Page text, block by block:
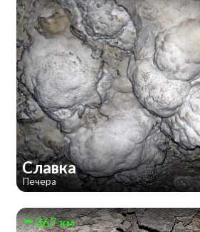
Славка
Печера
367 км